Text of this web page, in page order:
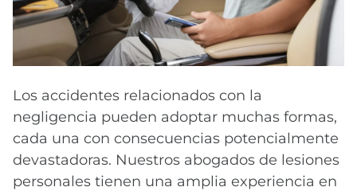
Los accidentes relacionados con la
negligencia pueden adoptar muchas formas,
cada una con consecuencias potencialmente
devastadoras. Nuestros abogados de lesiones
personales tienen una amplia experiencia en